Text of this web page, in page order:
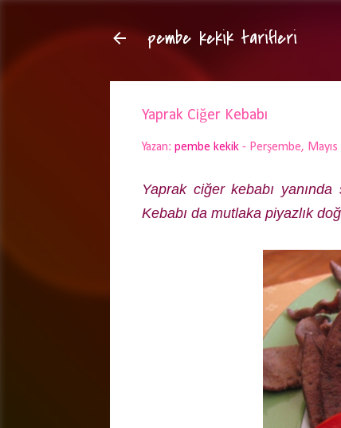
pembe kekik tarifleri
Yaprak Ciğer Kebabı
Yazan: pembe kekik - Perşembe,
Yaprak ciğer kebabı
Kebabı da mutlaka piyazlık